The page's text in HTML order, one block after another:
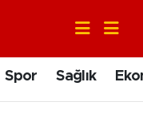
Spor Sağlık